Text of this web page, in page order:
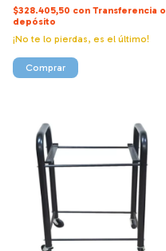
$328.405,50 con Transferencia o
depósito
¡No te lo pierdas, es el último!